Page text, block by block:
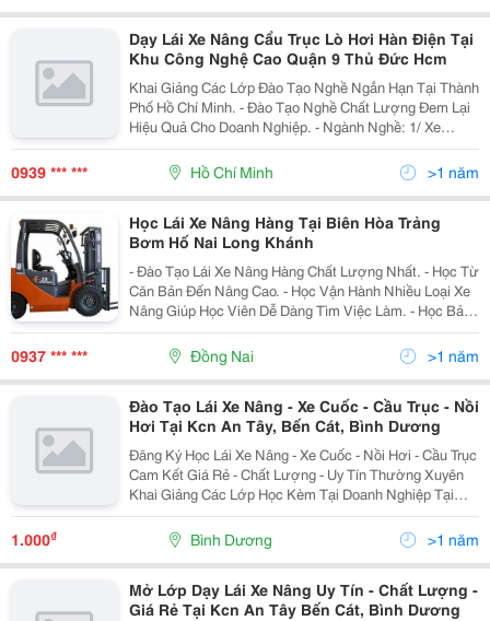
Dạy Lái Xe Nâng Cẩu Trục Lò Hơi Hàn Điện Tại
Khu Công Nghệ Cao Quận 9 Thủ Đức Hcm
Khai Giảng Các Lớp Đào Tạo Nghề Ngắn Hạn Tại Thành
Phố Hồ Chí Minh. - Đào Tạo Nghề Chất Lượng Đem Lại
Hiệu Quả Cho Doanh Nghiệp. - Ngành Nghề: 1/ Xe
Nâng: Xe Nâng Số Tay, Xe Nâng Số Tự Động, Xe Nâng
Điện Ngồi Lái, Xe Nâng Điện
0939 *** *** Hồ Chí Minh >1 năm
Học Lái Xe Nâng Hàng Tại Biên Hòa Trảng
Bơm Hố Nai Long Khánh
- Đào Tạo Lái Xe Nâng Hàng Chất Lượng Nhất. - Học Từ
Căn Bản Đến Nâng Cao. - Học Vận Hành Nhiều Loại Xe
Nâng Giúp Học Viên Dễ Dàng Tìm Việc Làm. - Học Bảo
Trì Bảo Dưỡng Xe Nâng Hàng. - Học Thực Hành Thành
Thạo Trên Xe Nâng Số
0937 *** *** Đồng Nai >1 năm
Đào Tạo Lái Xe Nâng - Xe Cuốc - Cầu Trục - Nồi
Hơi Tại Kcn An Tây, Bến Cát, Bình Dương
Đăng Ký Học Lái Xe Nâng - Xe Cuốc - Nồi Hơi - Cầu Trục
Cam Kết Giá Rẻ - Chất Lượng - Uy Tín Thường Xuyên
Khai Giảng Các Lớp Học Kèm Tại Doanh Nghiệp Tại
Bình Dương - Đồng Nai - Tphcm - Long An Liên Hệ Ngay
Trường Dạy Nghề Cơ Khí...
1.000₫ Bình Dương >1 năm
Mở Lớp Dạy Lái Xe Nâng Uy Tín - Chất Lượng -
Giá Rẻ Tại Kcn An Tây Bến Cát, Bình Dương